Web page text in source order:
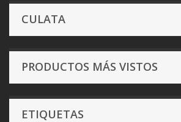
CULATA
PRODUCTOS MÁS VISTOS
ETIQUETAS